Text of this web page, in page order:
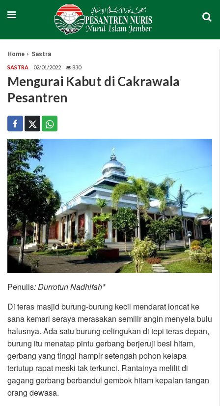
Home Sastra
SASTRA 02/01/2022 830
Mengurai Kabut di Cakrawala
Pesantren
Penulis: Durrotun Nadhifah*
Di teras masjid burung-burung kecil mendarat loncat ke
sana kemari seraya merasakan semilir angin menyela bulu
halusnya. Ada satu burung celingukan di tepi teras depan,
burung itu menatap pintu gerbang berjeruji besi hitam,
gerbang yang tinggi hampir setengah pohon kelapa
tertutup rapat meski tak terkunci. Rantainya melilit di
gagang gerbang berbandul gembok hitam kepalan tangan
orang dewasa.